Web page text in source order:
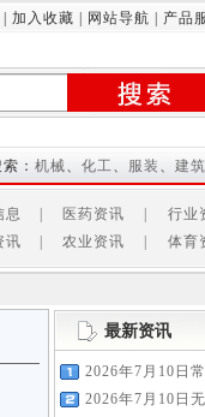
加入收藏 网站导航 产品
： 机械、 化工、 服装 、 建筑
息 医药资讯 行业
讯 农业资讯 体育
最新资讯
2026年7月10日
2026年7月10日